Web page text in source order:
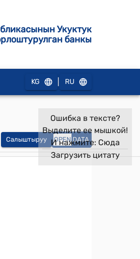
Укуктук
банкы
KG RU
Салыштыруу OPEN DATA
Ошибка в тексте?
Выделите ее мышкой!
И нажмите: Сюда
Загрузить цитату